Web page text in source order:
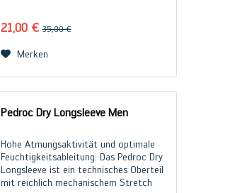
hohen Tragekomfort mit...
21,00 € 35,00 €
Merken
Pedroc Dry Longsleeve Men
Hohe Atmungsaktivität und optimale
Feuchtigkeitsableitung: Das Pedroc Dry
Longsleeve ist ein technisches Oberteil
mit reichlich mechanischem Stretch